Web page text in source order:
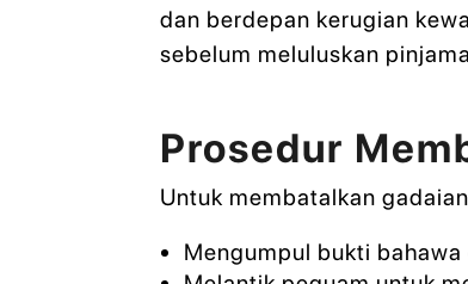
dan berdepan kerugian
sebelum meluluskan
Prosedur
Untuk membatalkan
Mengumpul bukti